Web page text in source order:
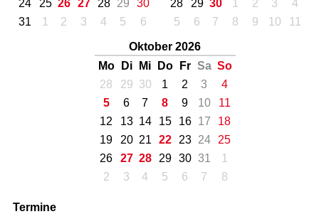
24
25 26 27 28 29
30
31
1 2 3 4 5 6
28
29 30 1 2 3
4
5
6 7 8 9 10 11
Oktober 2026
Mo
Di Mi Do Fr Sa So
28
29 30 1 2 3
4
5
6 7 8 9 10
11
12
13 14 15 16 17
18
19
20 21 22 23 24
25
26
27 28 29 30 31
1
2
3 4 5 6 7 8
Termine